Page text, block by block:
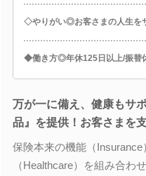
◇やりがい◎お客さまの人生を
◆働き方◎年休125日以上/振替
万が一に備え、健康もサ
品』を提供！お客さまを
保険本来の機能（
（Healthcare）を組み合わ